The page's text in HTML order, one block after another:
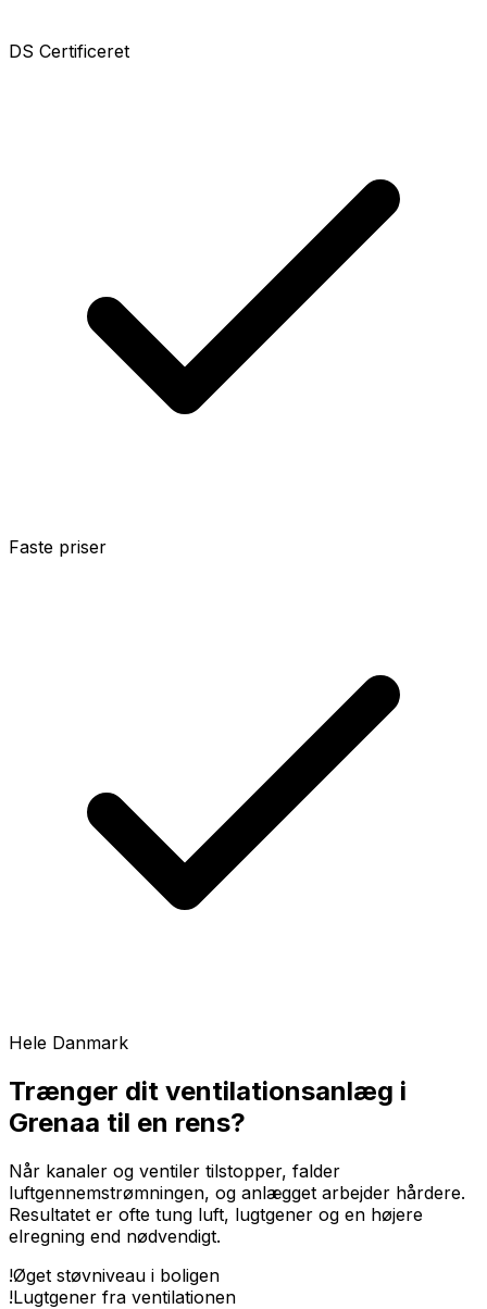
DS Certificeret
Faste priser
Hele Danmark
Trænger dit ventilationsanlæg i
Grenaa til en rens?
Når kanaler og ventiler tilstopper, falder
luftgennemstrømningen, og anlægget arbejder hårdere.
Resultatet er ofte tung luft, lugtgener og en højere
elregning end nødvendigt.
!Øget støvniveau i boligen
!Lugtgener fra ventilationen